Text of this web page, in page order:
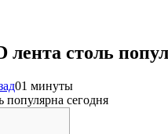
столь
01 минуты